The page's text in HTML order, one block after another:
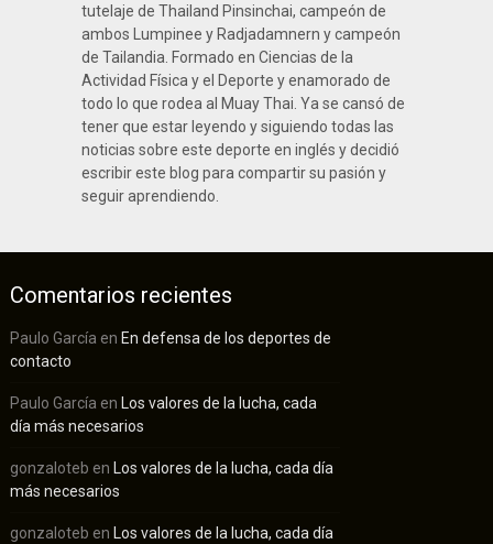
tutelaje de Thailand Pinsinchai, campeón de
ambos Lumpinee y Radjadamnern y campeón
de Tailandia. Formado en Ciencias de la
Actividad Física y el Deporte y enamorado de
todo lo que rodea al Muay Thai. Ya se cansó de
tener que estar leyendo y siguiendo todas las
noticias sobre este deporte en inglés y decidió
escribir este blog para compartir su pasión y
seguir aprendiendo.
Comentarios recientes
Paulo García en En defensa de los deportes de
contacto
Paulo García en Los valores de la lucha, cada
día más necesarios
gonzaloteb en Los valores de la lucha, cada día
más necesarios
gonzaloteb en Los valores de la lucha, cada día